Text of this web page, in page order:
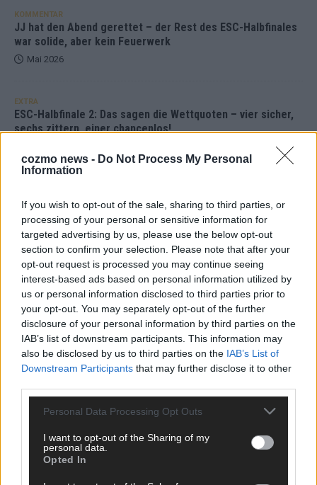
cozmo news - Do Not Process My Personal
Information
If you wish to opt-out of the sale, sharing to third parties, or
processing of your personal or sensitive information for
targeted advertising by us, please use the below opt-out
section to confirm your selection. Please note that after your
opt-out request is processed you may continue seeing
interest-based ads based on personal information utilized by
us or personal information disclosed to third parties prior to
your opt-out. You may separately opt-out of the further
disclosure of your personal information by third parties on the
IAB’s list of downstream participants. This information may
also be disclosed by us to third parties on the IAB’s List of
Downstream Participants that may further disclose it to other
Personal Data Processing Opt Outs
I want to opt-out of the Sharing of my
personal data.
Opted In
KOMMENTAR
JJ hat den Abend gerettet – der Rest des ESC-Halbfinales
war solide, aber kein Feuerwerk
Mai 2026
EXTRA
ESC-Halbfinale 2: Das sagen die Wettquoten – vier sicher,
sechs zittern, einer chancenlos!
Wer zahlt, steht im Finale – ist das beim ESC wirklich fair?
Mai 2026
EXTRA
Eurovision Song Contest 2026: Das erste Halbfinale – der
Abend in Bildern
Mai 2026
AD